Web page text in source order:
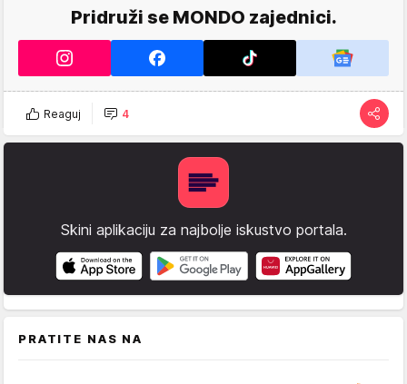
Pridruži se MONDO zajednici.
Reaguj 4
Skini aplikaciju za najbolje iskustvo portala.
PRATITE NAS NA